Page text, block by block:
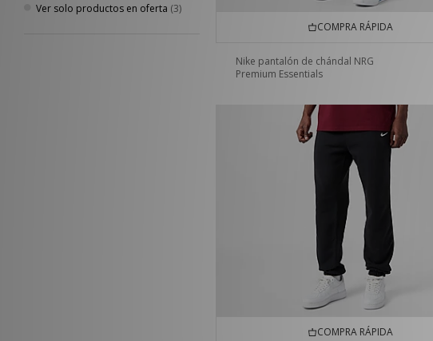
Ver solo productos en oferta (3)
COMPRA RÁPIDA
Nike pantalón de chándal NRG
Premium Essentials
COMPRA RÁPIDA